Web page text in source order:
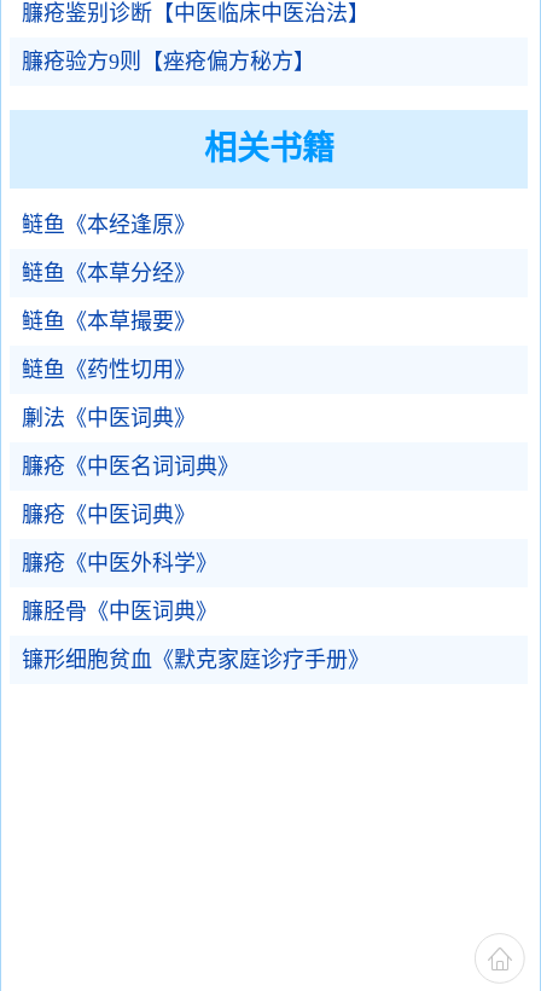
臁疮鉴别诊断【中医临床中医治法】
臁疮验方9则【痤疮偏方秘方】
相关书籍
鲢鱼《本经逢原》
鲢鱼《本草分经》
鲢鱼《本草撮要》
鲢鱼《药性切用》
劆法《中医词典》
臁疮《中医名词词典》
臁疮《中医词典》
臁疮《中医外科学》
臁胫骨《中医词典》
镰形细胞贫血《默克家庭诊疗手册》